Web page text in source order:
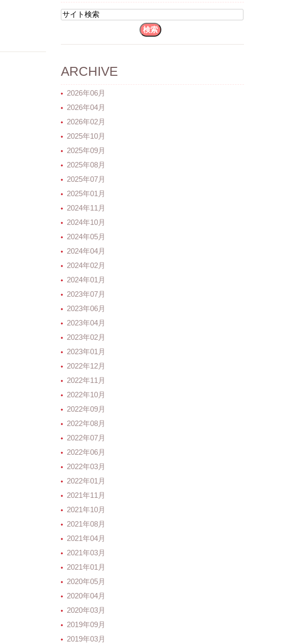
ARCHIVE
2026年06月
2026年04月
2026年02月
2025年10月
2025年09月
2025年08月
2025年07月
2025年01月
2024年11月
2024年10月
2024年05月
2024年04月
2024年02月
2024年01月
2023年07月
2023年06月
2023年04月
2023年02月
2023年01月
2022年12月
2022年11月
2022年10月
2022年09月
2022年08月
2022年07月
2022年06月
2022年03月
2022年01月
2021年11月
2021年10月
2021年08月
2021年04月
2021年03月
2021年01月
2020年05月
2020年04月
2020年03月
2019年09月
2019年03月